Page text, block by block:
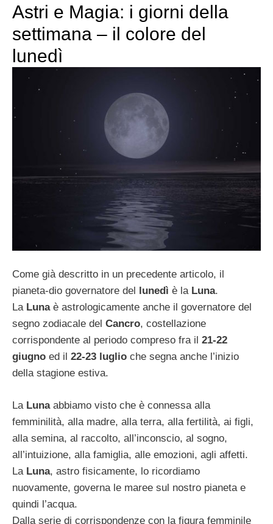
Astri e Magia: i giorni della
settimana – il colore del
lunedì
Come già descritto in un precedente articolo, il
pianeta-dio governatore del lunedì è la Luna.
La Lunaè astrologicamente anche il governatore del
segno zodiacale del Cancro, costellazione
corrispondente al periodo compreso fra il 21-22
giugno ed il 22-23 luglio che segna anche l’inizio
della stagione estiva.
La Lunaabbiamo visto che è connessa alla
femminilità, alla madre, alla terra, alla fertilità, ai figli,
alla semina, al raccolto, all’inconscio, al sogno,
all’intuizione, alla famiglia, alle emozioni, agli affetti.
La Luna, astro fisicamente, lo ricordiamo
nuovamente, governa le maree sul nostro pianeta e
quindi l’acqua.
Dalla serie di corrispondenze con la figura femminile